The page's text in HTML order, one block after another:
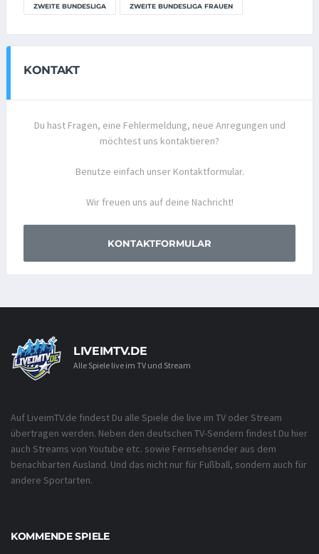
ZWEITE BUNDESLIGA ZWEITE BUNDESLIGA FRAUEN
KONTAKT
Du hast Fragen, eine Fehlermeldung, neue Anregungen und
möchtest uns kontaktieren?
Benutze einfach unser Kontaktformular.
Wir freuen uns auf deine Nachricht!
KONTAKTFORMULAR
LIVEIMTV.DE
Alle Spiele live im TV und Stream
Auf LiveimTV.de findest Du alle Spiele die live im TV oder Stream
übertragen werden. Neben den deutschen TV-Sendern findest Du hier
auch Streams von Youtube etc. sowie Fernsehsender aus dem
benachbarten Ausland. Und das nicht nur für Fußball, sondern auch für
andere Sportarten.
KOMMENDE SPIELE